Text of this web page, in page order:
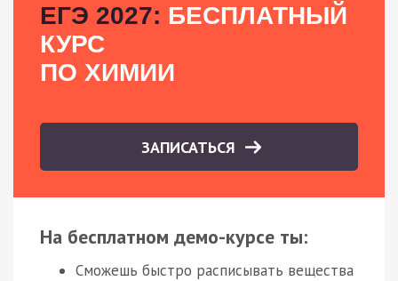
ЕГЭ 2027: БЕСПЛАТНЫЙ
КУРС
ПО ХИМИИ
ЗАПИСАТЬСЯ
На бесплатном демо-курсе ты:
Сможешь быстро расписывать вещества